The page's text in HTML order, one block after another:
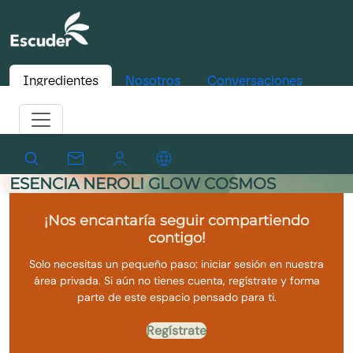
Ingredientes Nosotros Conversaciones
ESENCIA NEROLI GLOW COSMOS
¡Nos encantaría seguir compartiendo
contigo!
Solo necesitas un pequeño paso: iniciar sesión en nuestra
área privada. Si aún no tienes cuenta, regístrate y forma
parte de este espacio pensado para ti.
Regístrate